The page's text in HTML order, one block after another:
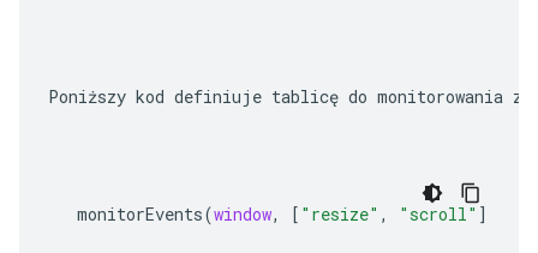
Poniższy kod definiuje tablicę do monitorowania
monitorEvents(window, [ "resize" , "scroll" ])